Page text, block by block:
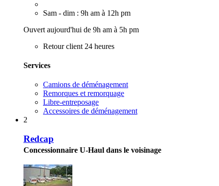
Sam - dim : 9h am à 12h pm
Ouvert aujourd'hui de 9h am à 5h pm
Retour client 24 heures
Services
Camions de déménagement
Remorques et remorquage
Libre-entreposage
Accessoires de déménagement
2
Redcap
Concessionnaire U-Haul dans le voisinage